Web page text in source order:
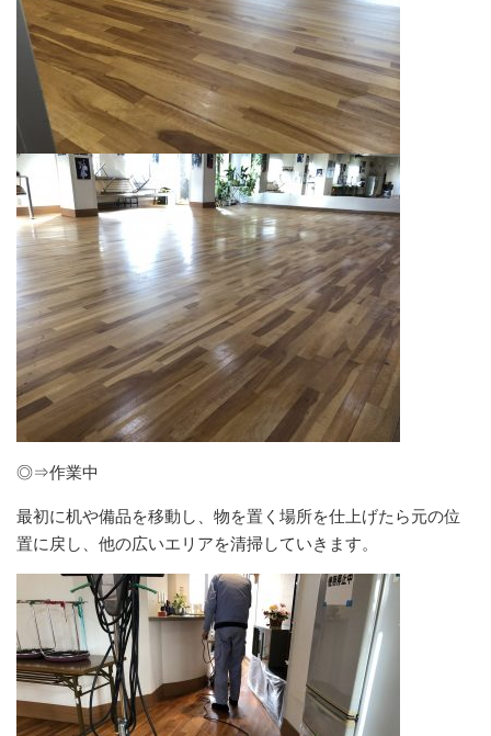
◎⇒作業中
最初に机や備品を移動し、物を置く場所を仕上げたら元の位
置に戻し、他の広いエリアを清掃していきます。